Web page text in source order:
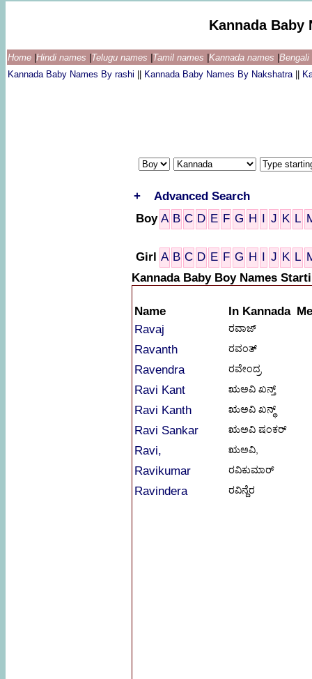
Kannada Baby
Home Hindi names Telugu names Tamil names Kannada names
Kannada Baby Names By rashi
Kannada Baby Names By Nakshatra
+
Advanced Search
Boy A B C D E F G H I J K L
Girl A B C D E F G H I J K L
Kannada Baby Boy Names
Name In Kannada
Ravaj
ರವಾಜ್
Ravanth ರವಂತ್
Ravendra ರವೇಂದ್ರ
Ravi Kant ಋಅವಿ ಖನ್ತ್
Ravi Kanth ಋಅವಿ ಖನ್ಥ್
Ravi Sankar ಋಅವಿ ಷಂಕರ್
Ravi, ಋಅವಿ,
Ravikumar ರವಿಕುಮಾರ್
Ravindera ರವಿನ್ದೆರ